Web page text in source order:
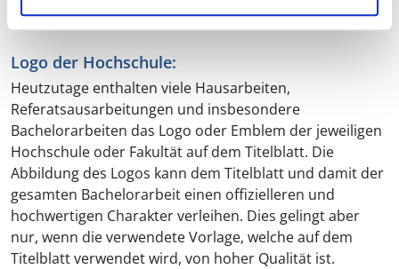
Logo der Hochschule:
Heutzutage enthalten viele Hausarbeiten,
Referatsausarbeitungen und insbesondere
Bachelorarbeiten das Logo oder Emblem der jeweiligen
Hochschule oder Fakultät auf dem Titelblatt. Die
Abbildung des Logos kann dem Titelblatt und damit der
gesamten Bachelorarbeit einen offizielleren und
hochwertigen Charakter verleihen. Dies gelingt aber
nur, wenn die verwendete Vorlage, welche auf dem
Titelblatt verwendet wird, von hoher Qualität ist.